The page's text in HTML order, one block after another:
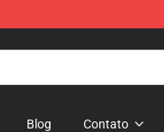
Blog Contato